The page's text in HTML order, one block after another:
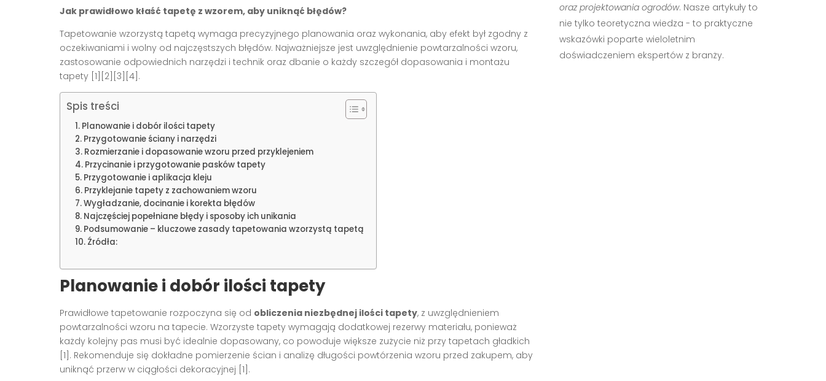
Jak prawidłowo kłaść tapetę z wzorem, aby uniknąć błędów?
Tapetowanie wzorzystą tapetą wymaga precyzyjnego planowania oraz wykonania, aby efekt był zgodny z
oczekiwaniami i wolny od najczęstszych błędów. Najważniejsze jest uwzględnienie powtarzalności wzoru,
zastosowanie odpowiednich narzędzi i technik oraz dbanie o każdy szczegół dopasowania i montażu
tapety [1][2][3][4] .
Spis treści
Planowanie i dobór ilości tapety
Przygotowanie ściany i narzędzi
Rozmierzanie i dopasowanie wzoru przed przyklejeniem
Przycinanie i przygotowanie pasków tapety
Przygotowanie i aplikacja kleju
Przyklejanie tapety z zachowaniem wzoru
Wygładzanie, docinanie i korekta błędów
Najczęściej popełniane błędy i sposoby ich unikania
Podsumowanie – kluczowe zasady tapetowania wzorzystą tapetą
Źródła:
Planowanie i dobór ilości tapety
Prawidłowe tapetowanie rozpoczyna się od obliczenia niezbędnej ilości tapety, z uwzględnieniem
powtarzalności wzoru na tapecie. Wzorzyste tapety wymagają dodatkowej rezerwy materiału, ponieważ
każdy kolejny pas musi być idealnie dopasowany, co powoduje większe zużycie niż przy tapetach gładkich
[1] . Rekomenduje się dokładne pomierzenie ścian i analizę długości powtórzenia wzoru przed zakupem, aby
uniknąć przerw w ciągłości dekoracyjnej [1] .
oraz projektowania ogrodów. Nasze artykuły to
nie tylko teoretyczna wiedza - to praktyczne
wskazówki poparte wieloletnim
doświadczeniem ekspertów z branży.